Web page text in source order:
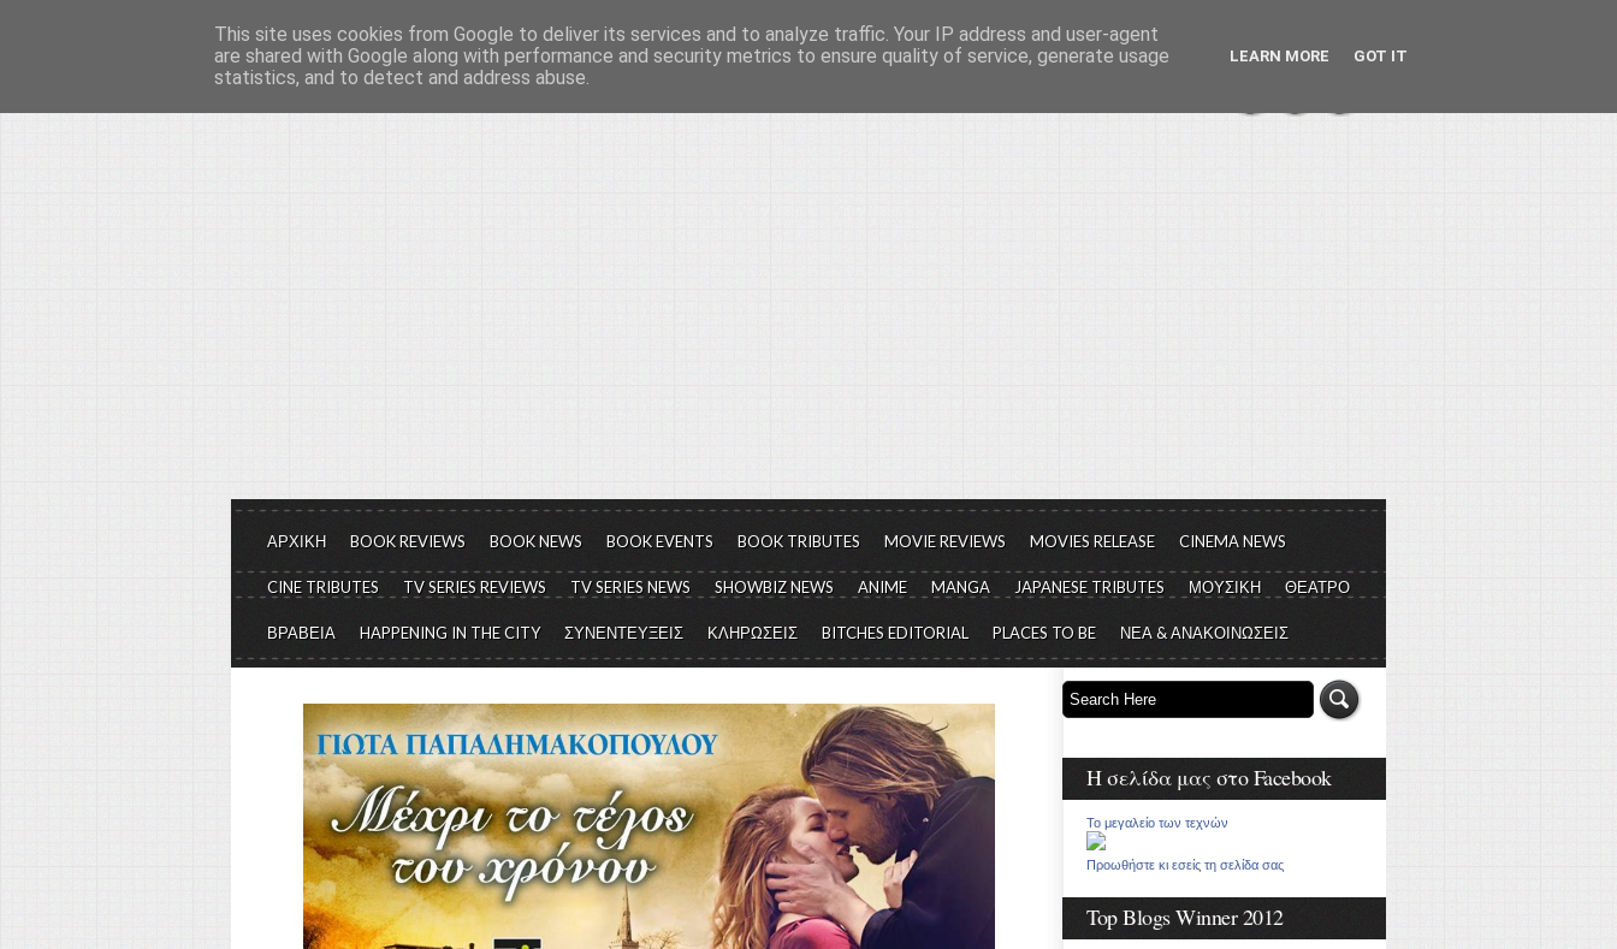
Το μεγαλείο των Τεχνών...
Είμαστε πάντα εδώ για να μιλάμε για τον πολιτισμό, σε κάθε του μορφή και έκταση...
ΑΡΧΙΚΗ BOOK REVIEWS BOOK NEWS BOOK EVENTS BOOK TRIBUTES MOVIE REVIEWS MOVIES RELEASE CINEMA NEWS
CINE TRIBUTES TV SERIES REVIEWS TV SERIES NEWS SHOWBIZ NEWS ANIME MANGA JAPANESE TRIBUTES ΜΟΥΣΙΚΗ ΘΕΑΤΡΟ
ΒΡΑΒΕΙΑ HAPPENING IN THE CITY ΣΥΝΕΝΤΕΥΞΕΙΣ ΚΛΗΡΩΣΕΙΣ BITCHES EDITORIAL PLACES TO BE ΝΕΑ & ΑΝΑΚΟΙΝΩΣΕΙΣ
Η σελίδα μας στο Facebook
Το μεγαλείο των τεχνών
Προωθήστε κι εσείς τη σελίδα σας
Top Blogs Winner 2012
This site uses cookies from Google to deliver its services and to analyze traffic. Your IP address and user-agent
are shared with Google along with performance and security metrics to ensure quality of service, generate usage
statistics, and to detect and address abuse.
LEARN MORE GOT IT